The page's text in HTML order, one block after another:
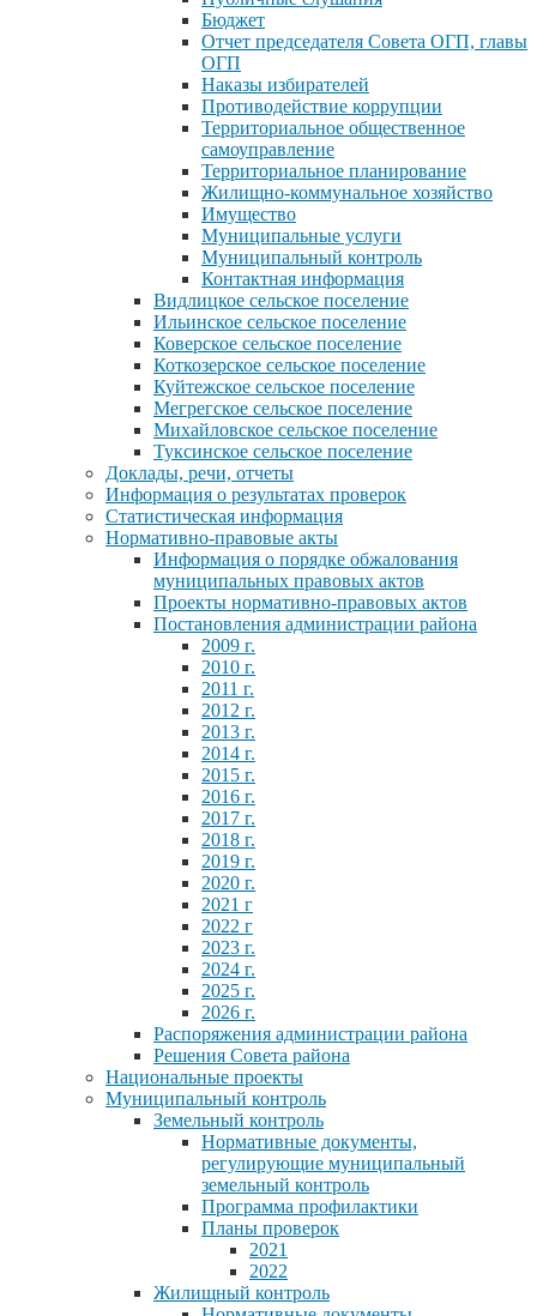
Бюджет
Отчет председателя Совета ОГП, главы
ОГП
Наказы избирателей
Противодействие коррупции
Территориальное общественное
самоуправление
Территориальное планирование
Жилищно-коммунальное хозяйство
Имущество
Муниципальные услуги
Муниципальный контроль
Контактная информация
Видлицкое сельское поселение
Ильинское сельское поселение
Коверское сельское поселение
Коткозерское сельское поселение
Куйтежское сельское поселение
Мегрегское сельское поселение
Михайловское сельское поселение
Туксинское сельское поселение
Доклады, речи, отчеты
Информация о результатах проверок
Статистическая информация
Нормативно-правовые акты
Информация о порядке обжалования
муниципальных правовых актов
Проекты нормативно-правовых актов
Постановления администрации района
2009 г.
2010 г.
2011 г.
2012 г.
2013 г.
2014 г.
2015 г.
2016 г.
2017 г.
2018 г.
2019 г.
2020 г.
2021 г
2022 г
2023 г.
2024 г.
2025 г.
2026 г.
Распоряжения администрации района
Решения Совета района
Национальные проекты
Муниципальный контроль
Земельный контроль
Нормативные документы,
регулирующие муниципальный
земельный контроль
Программа профилактики
Планы проверок
2021
2022
Жилищный контроль